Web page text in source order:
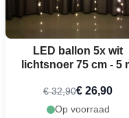
LED ballon 5x wit
lichtsnoer 75 cm - 5
€ 32,90€ 26,90
Op voorraad